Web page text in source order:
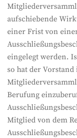
aufschiebende
einer Frist von
eingelegt werden.
so hat der
Berufung
Mitglied von dem